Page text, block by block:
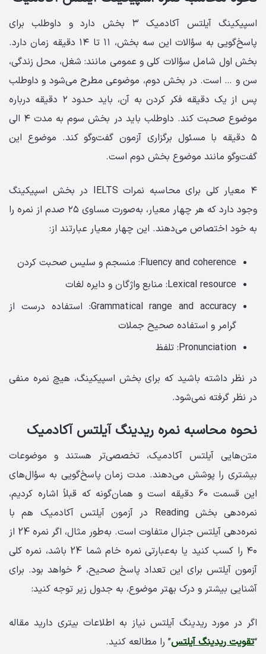
اسپیکینگ آیلتس آکادمیک ۳ بخش دارد و داوطلب برای
پاسخ‌گویی به سؤالات این سه بخش، ۱۱ تا ۱۴ دقیقه زمان دارد.
بخش اول شامل سؤالات کلی و عمومی مانند: شغل، محل زندگی،
سن و … است. در بخش دوم، موضوعی مطرح می‌شود و داوطلب
پس از یک دقیقه فکر کردن به آن، باید حدود ۲ دقیقه درباره
موضوع صحبت کند. داوطلب باید در بخش سوم به مدت ۴ الی
۵ دقیقه با مسئول برگزاری آزمون گفت‌وگو کند. موضوع این
گفت‌وگو مانند موضوع بخش دوم است.
۴ معیار کلی برای محاسبه نمرات IELTS در بخش اسپیکینگ
وجود دارد که هر چهار معیار، به‌صورت مساوی ۲۵ صدم از نمره را
به خود اختصاص می‌دهند. این چهار معیار عبارتند از:
Fluency and coherence: منسجم و سلیس صحبت کردن
Lexical resource: منابع واژگان و دایره لغات
Grammatical range and accuracy: استفاده درست از
گرامر و استفاده صحیح جملات
Pronunciation: تلفظ
در نظر داشته باشید که برای بخش اسپیکینگ، هیچ نمره منفی
در نظر گرفته نمی‌شود.
نحوه محاسبه نمره ریدینگ آیلتس آکادمیک
متن‌هایی آیلتس آکادمیک، تخصصی‌تر هستند و موضوعات
بیشتری را پوشش می‌دهند. مدت زمان پاسخ‌گویی به سؤال‌های
این قسمت 60 دقیقه است و همان‌گونه که قبلاً اشاره کردیم،
نمره‌دهی بخش Reading در آزمون آیلتس آکادمیک هم با
نمره‌دهی آیلتس جنرال متفاوت است. به‌طور مثال، اگر نمره 24 از
۴۰ را کسب کنید یا به‌عبارتی نمره خام شما 24 باشد، نمره کلی
آزمون آیلتس برای این تعداد پاسخ صحیح، 6 خواهد بود. برای
آشنایی بیشتر و درک بهتر موضوع، به جدول زیر توجه کنید:
اگر در مورد ریدینگ آیلتس نیاز به اطلاعات بیتری دارید مقاله
“تقویت ریدینگ آیلتس” را مطالعه کنید.